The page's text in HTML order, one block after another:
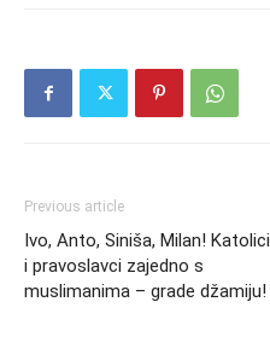
Previous article
Ivo, Anto, Siniša, Milan! Katolici
i pravoslavci zajedno s
muslimanima – grade džamiju!